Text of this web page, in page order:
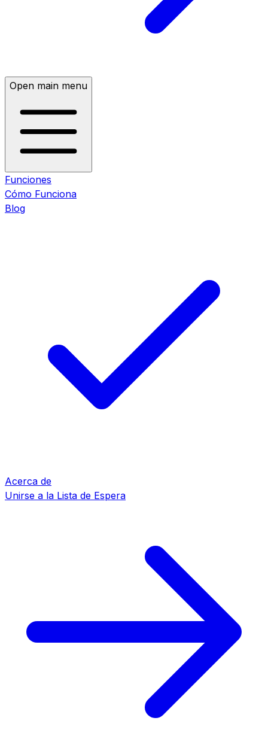
Open main menu
Funciones
Cómo Funciona
Blog
Acerca de
Unirse a la Lista de Espera